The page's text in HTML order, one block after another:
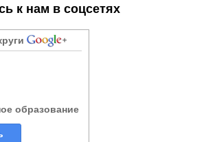
к нам в соцсетях
образование